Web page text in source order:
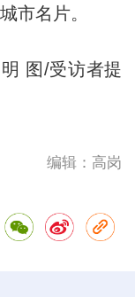
市名片。
图/受访者提
编辑：高岗